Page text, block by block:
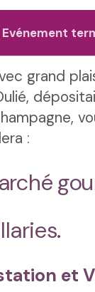
Evénement
grand
:
et